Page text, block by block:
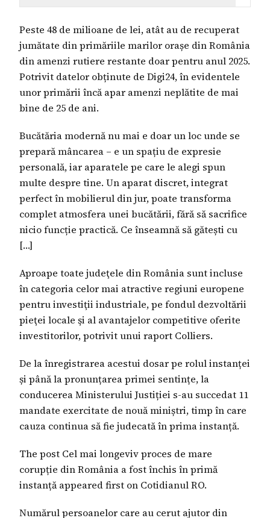
Peste 48 de milioane de lei, atât au de recuperat
jumătate din primăriile marilor orașe din România
din amenzi rutiere restante doar pentru anul 2025.
Potrivit datelor obținute de Digi24, în evidentele
unor primării încă apar amenzi neplătite de mai
bine de 25 de ani.
Bucătăria modernă nu mai e doar un loc unde se
prepară mâncarea – e un spațiu de expresie
personală, iar aparatele pe care le alegi spun
multe despre tine. Un aparat discret, integrat
perfect în mobilierul din jur, poate transforma
complet atmosfera unei bucătării, fără să sacrifice
nicio funcție practică. Ce înseamnă să gătești cu
[…]
Aproape toate judeţele din România sunt incluse
în categoria celor mai atractive regiuni europene
pentru investiţii industriale, pe fondul dezvoltării
pieţei locale şi al avantajelor competitive oferite
investitorilor, potrivit unui raport Colliers.
De la înregistrarea acestui dosar pe rolul instanței
și până la pronunțarea primei sentințe, la
conducerea Ministerului Justiției s-au succedat 11
mandate exercitate de nouă miniștri, timp în care
cauza continua să fie judecată în prima instanță.
The post Cel mai longeviv proces de mare
corupție din România a fost închis în primă
instanță appeared first on Cotidianul RO.
Numărul persoanelor care au cerut ajutor din